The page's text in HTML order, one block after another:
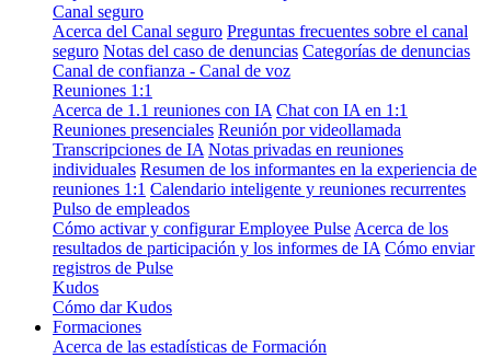
Canal seguro
Acerca del Canal seguro Preguntas frecuentes sobre el canal
seguro Notas del caso de denuncias Categorías de denuncias
Canal de confianza - Canal de voz
Reuniones 1:1
Acerca de 1.1 reuniones con IA Chat con IA en 1:1
Reuniones presenciales Reunión por videollamada
Transcripciones de IA Notas privadas en reuniones
individuales Resumen de los informantes en la experiencia de
reuniones 1:1 Calendario inteligente y reuniones recurrentes
Pulso de empleados
Cómo activar y configurar Employee Pulse Acerca de los
resultados de participación y los informes de IA Cómo enviar
registros de Pulse
Kudos
Cómo dar Kudos
Formaciones
Acerca de las estadísticas de Formación